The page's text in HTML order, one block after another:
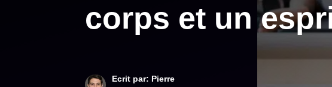
corps et un
Ecrit par: Pierre